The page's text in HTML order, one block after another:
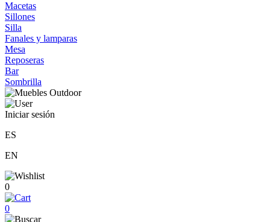
Macetas
Sillones
Silla
Fanales y lamparas
Mesa
Reposeras
Bar
Sombrilla
Iniciar sesión
ES
EN
0
0